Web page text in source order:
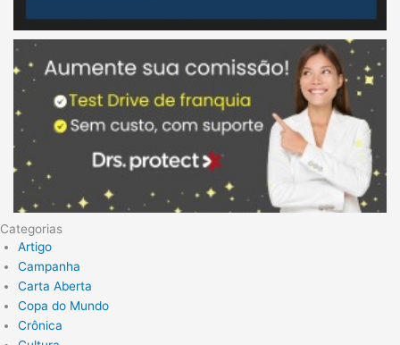
Categorias
Artigo
Campanha
Carta Aberta
Copa do Mundo
Crônica